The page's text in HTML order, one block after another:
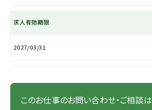
求人有効期限
2027/03/31
このお仕事のお問い合わせ・ご相談